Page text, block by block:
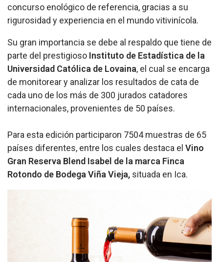
concurso enológico de referencia, gracias a su
rigurosidad y experiencia en el mundo vitivinícola.
Su gran importancia se debe al respaldo que tiene de
parte del prestigioso Instituto de Estadística de la
Universidad Católica de Lovaina, el cual se encarga
de monitorear y analizar los resultados de cata de
cada uno de los más de 300 jurados catadores
internacionales, provenientes de 50 países.
Para esta edición participaron 7504 muestras de 65
países diferentes, entre los cuales destaca el Vino
Gran Reserva Blend Isabel de la marca Finca
Rotondo de Bodega Viña Vieja, situada en Ica.